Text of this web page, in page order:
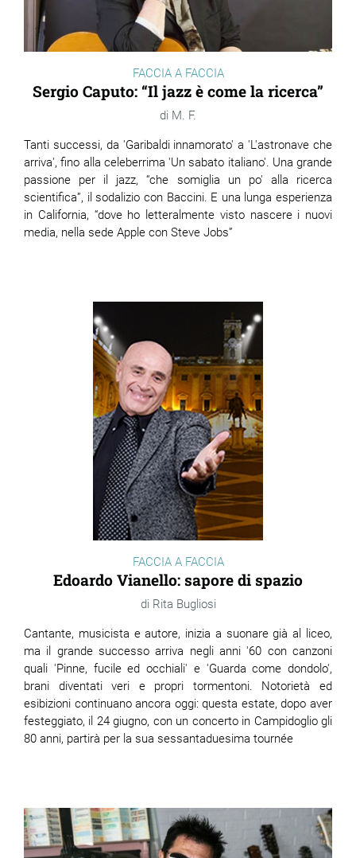
FACCIA A FACCIA
Sergio Caputo: “Il jazz è come la ricerca”
M. F.
Tanti successi, da 'Garibaldi innamorato' a 'L'astronave che
arriva', fino alla celeberrima 'Un sabato italiano'. Una grande
passione per il jazz, “che somiglia un po' alla ricerca
scientifica”, il sodalizio con Baccini. E una lunga esperienza
in California, “dove ho letteralmente visto nascere i nuovi
media, nella sede Apple con Steve Jobs”
FACCIA A FACCIA
Edoardo Vianello: sapore di spazio
Rita Bugliosi
Cantante, musicista e autore, inizia a suonare già al liceo,
ma il grande successo arriva negli anni '60 con canzoni
quali 'Pinne, fucile ed occhiali' e 'Guarda come dondolo',
brani diventati veri e propri tormentoni. Notorietà ed
esibizioni continuano ancora oggi: questa estate, dopo aver
festeggiato, il 24 giugno, con un concerto in Campidoglio gli
80 anni, partirà per la sua sessantaduesima tournée